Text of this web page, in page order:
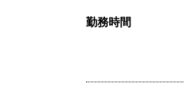
勤務時間